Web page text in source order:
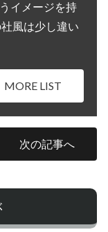
イメージを持
風は少し違い
MORE LIST
次の記事へ